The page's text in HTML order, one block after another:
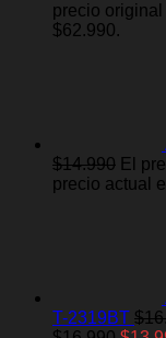
precio
$62.990.
$14.990 El
precio actual
T-2319BT $